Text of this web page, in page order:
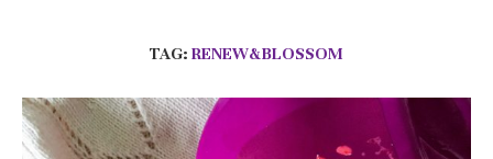
TAG: RENEW&BLOSSOM